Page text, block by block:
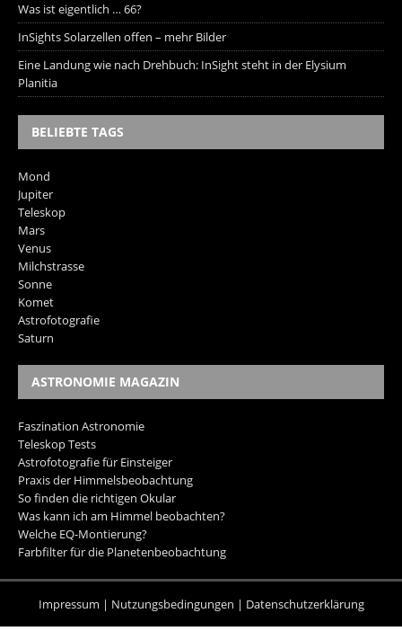
Was ist eigentlich … 66?
InSights Solarzellen offen – mehr Bilder
Eine Landung wie nach Drehbuch: InSight steht in der Elysium
Planitia
BELIEBTE TAGS
Mond
Jupiter
Teleskop
Mars
Venus
Milchstrasse
Sonne
Komet
Astrofotografie
Saturn
ASTRONOMIE MAGAZIN
Faszination Astronomie
Teleskop Tests
Astrofotografie für Einsteiger
Praxis der Himmelsbeobachtung
So finden die richtigen Okular
Was kann ich am Himmel beobachten?
Welche EQ-Montierung?
Farbfilter für die Planetenbeobachtung
Impressum | Nutzungsbedingungen | Datenschutzerklärung